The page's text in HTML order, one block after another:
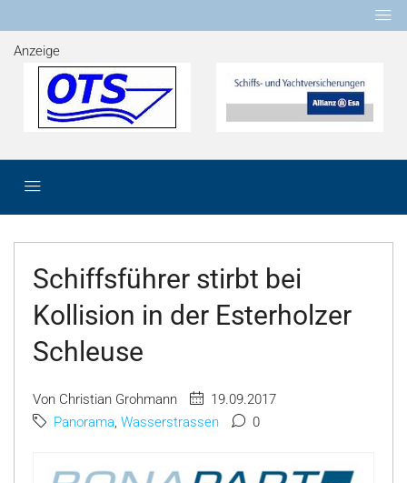
Anzeige
Schiffsführer stirbt bei
Kollision in der Esterholzer
Schleuse
Von Christian Grohmann
19.09.2017
Panorama, Wasserstrassen 0